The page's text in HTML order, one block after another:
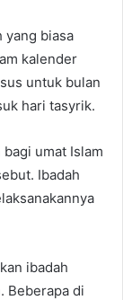
yang biasa
kalender
untuk bulan
hari tasyrik.
umat Islam
Ibadah
ibadah
Beberapa di